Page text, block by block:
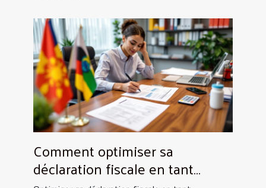
Comment optimiser sa
déclaration fiscale en tant